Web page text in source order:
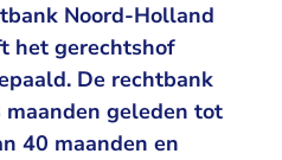
Noord-Holland
het gerechtshof
De rechtbank
geleden tot
40 maanden en